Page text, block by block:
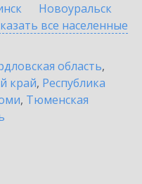
Новоуральск
все населенные
область,
край, Республика
, Тюменская